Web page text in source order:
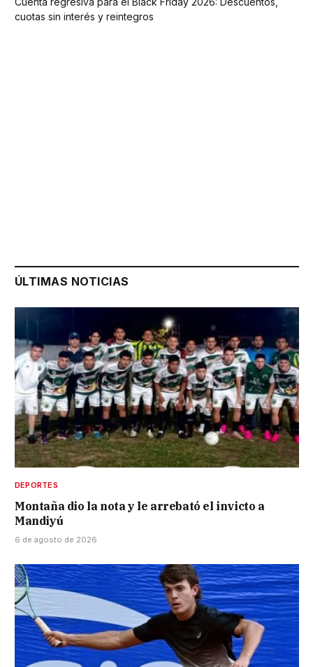
cuotas sin interés y reintegros
ÚLTIMAS NOTICIAS
DEPORTES
Montaña dio la nota y le arrebató el invicto a
Mandiyú
6 de agosto de 2026